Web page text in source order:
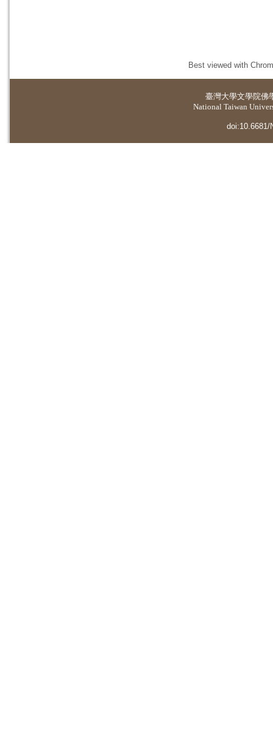
Best viewed with
臺灣大學文學院佛
National Taiwan
doi:10.6681/